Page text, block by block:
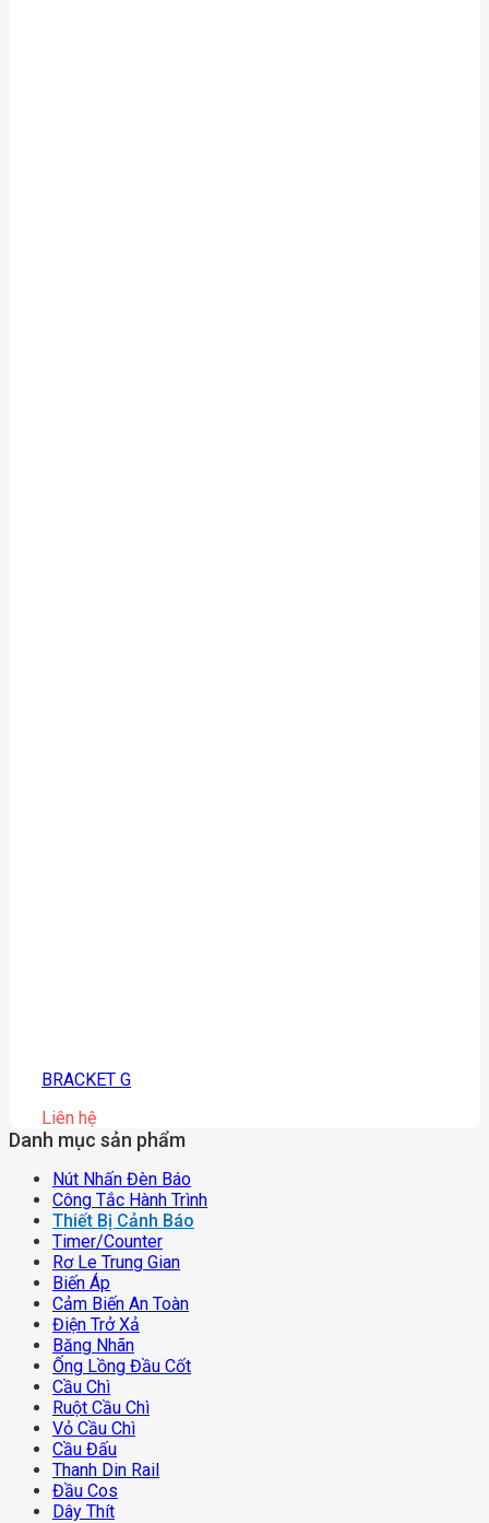
BRACKET G
Liên hệ
Danh mục sản phẩm
Nút Nhấn Đèn Báo
Công Tắc Hành Trình
Thiết Bị Cảnh Báo
Timer/counter
Rơ Le Trung Gian
Biến Áp
Cảm Biến An Toàn
Điện Trở Xả
Băng Nhãn
Ống Lồng Đầu Cốt
Cầu Chì
Ruột Cầu Chì
Vỏ Cầu Chì
Cầu Đấu
Thanh Din Rail
Đầu Cos
Dây Thít